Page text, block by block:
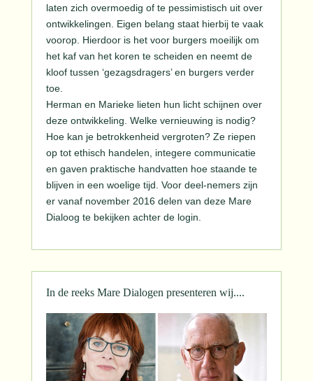
laten zich overmoedig of te pessimistisch uit over
ontwikkelingen. Eigen belang staat hierbij te vaak
voorop. Hierdoor is het voor burgers moeilijk om
het kaf van het koren te scheiden en neemt de
kloof tussen ‘gezagsdragers’ en burgers verder
toe.
Herman en Marieke lieten hun licht schijnen over
deze ontwikkeling. Welke vernieuwing is nodig?
Hoe kan je betrokkenheid vergroten? Ze riepen
op tot ethisch handelen, integere communicatie
en gaven praktische handvatten hoe staande te
blijven in een woelige tijd. Voor deel-nemers zijn
er vanaf november 2016 delen van deze Mare
Dialoog te bekijken achter de login.
In de reeks Mare Dialogen presenteren wij....